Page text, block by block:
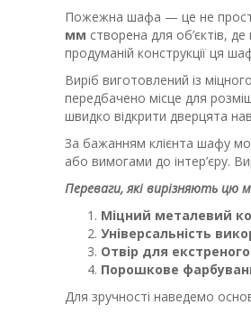
Пожежна шафа — це не
мм створена для об’єктів,
продуманій конструкції ця
Виріб виготовлений із
передбачено місце для
швидко відкрити дверцята
За бажанням клієнта шафу
або вимогами до інтер’єру.
Переваги, які вирізняють цю
Міцний металевий
Універсальність
Отвір для
Порошкове
Для зручності наведемо